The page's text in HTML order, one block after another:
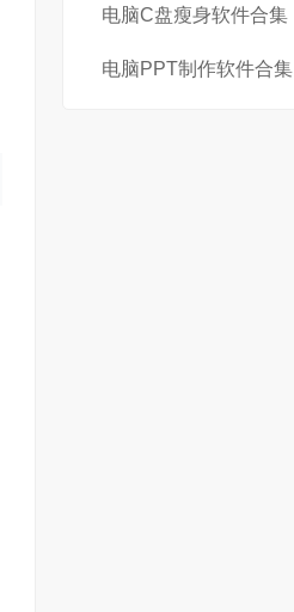
电脑C盘瘦身软件合集
电脑PPT制作软件合集